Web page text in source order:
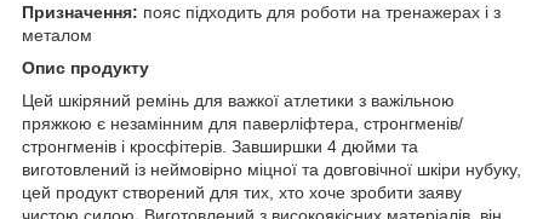
Призначення: пояс підходить для роботи на тренажерах і з
металом
Опис продукту
Цей шкіряний ремінь для важкої атлетики з важільною
пряжкою є незамінним для паверліфтера, стронгменів/
стронгменів і кросфітерів. Завширшки 4 дюйми та
виготовлений із неймовірно міцної та довговічної шкіри нубуку,
цей продукт створений для тих, хто хоче зробити заяву
чистою силою. Виготовлений з високоякісних матеріалів, він